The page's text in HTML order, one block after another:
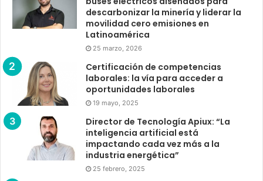
descarbonizar la minería y liderar la
movilidad cero emisiones en
Latinoamérica
25 marzo, 2026
Certificación de competencias
laborales: la vía para acceder a
oportunidades laborales
19 mayo, 2025
Director de Tecnología Apiux: “La
inteligencia artificial está
impactando cada vez más a la
industria energética”
25 febrero, 2025